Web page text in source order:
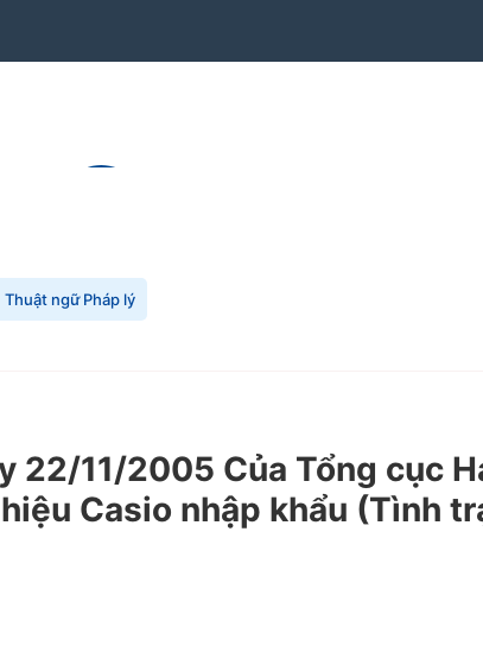
Thuật ngữ Pháp lý
22/11/2005 Của Tổng cục
Casio nhập khẩu (Tình